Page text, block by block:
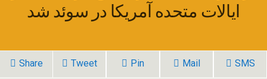
ایالات متحده آمریکا در سوئد شد
Share Tweet Pin Mail SMS